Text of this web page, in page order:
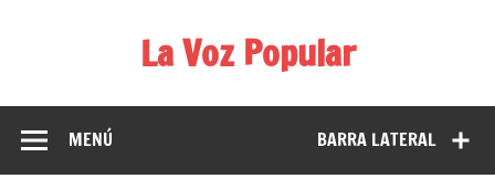
La Voz Popular
para reírse de las verdaderas.
BARRA LATERAL
MENÚ